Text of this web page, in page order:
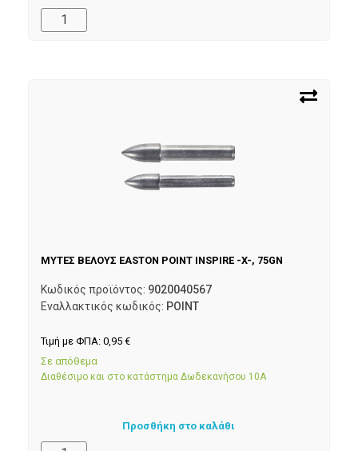
ΜΥΤΕΣ ΒΕΛΟΥΣ EASTON POINT INSPIRE -X-, 75GN
Κωδικός προϊόντος: 9020040567
Εναλλακτικός κωδικός: POINT
Τιμή με ΦΠΑ: 0,95 €
Σε απόθεμα
Διαθέσιμο και στο κατάστημα Δωδεκανήσου 10Α
Προσθήκη στο καλάθι